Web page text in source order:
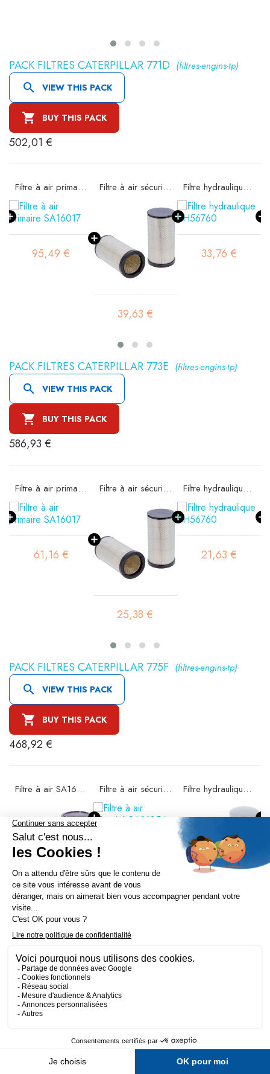
PACK FILTRES CATERPILLAR 771D (filtres-engins-tp)
 VIEW THIS PACK
 BUY THIS PACK
502,01 €
Filtre à air primaire SA16017
95,49 €
Filtre à air sécurité SA16020
39,63 €
Filtre hydraulique SH56760
33,76 €
PACK FILTRES CATERPILLAR 773E (filtres-engins-tp)
 VIEW THIS PACK
 BUY THIS PACK
586,93 €
Filtre à air primaire SA16017
61,16 €
Filtre à air sécurité SA16020
25,38 €
Filtre hydraulique SH56760
21,63 €
PACK FILTRES CATERPILLAR 775F (filtres-engins-tp)
 VIEW THIS PACK
 BUY THIS PACK
468,92 €
Filtre à air SA16353
81,66 €
Filtre à air sécurité SA16354 Filtre hydraulique SH56756
PACK FILTRES CATERPILLAR 777D
 VIEW THIS PACK

505,95 €